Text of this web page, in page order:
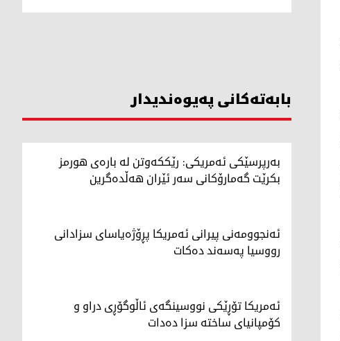
بابەتەکانی پەیوەندیدار
بەرپرسێکی ئەمریکی: رێککەوتن لە بارەی هورمز
بکرێت گەمارۆکانی سەر ئێران هەڵدەگرین
ئەنجوومەنی پیرانی ئەمریکا پڕۆژەیاسای سزادانی
رووسیا په‌سه‌ند ده‌كات
ئەمریکا تۆڕێکی نووسینگەی ئاڵوگۆڕی دراو و
کۆمپانیای ساختە سزا دەدات